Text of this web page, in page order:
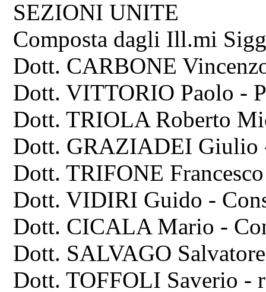
SEZIONI UNITE
Composta dagli Ill.mi
Dott. CARBONE
Dott. VITTORIO Paolo -
Dott. TRIOLA Roberto
Dott. GRAZIADEI Giulio
Dott. TRIFONE
Dott. VIDIRI Guido -
Dott. CICALA Mario -
Dott. SALVAGO
Dott. TOFFOLI Saverio -